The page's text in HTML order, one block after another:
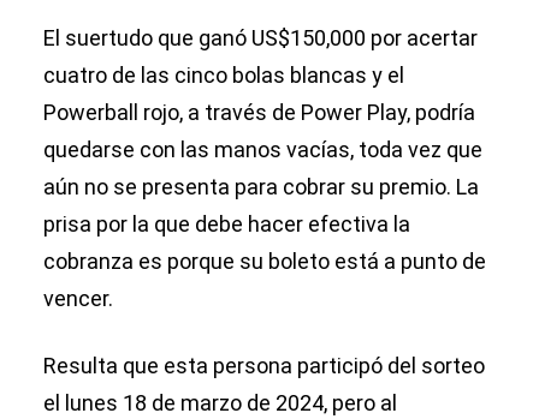
El suertudo que ganó US$150,000 por acertar
cuatro de las cinco bolas blancas y el
Powerball rojo, a través de Power Play, podría
quedarse con las manos vacías, toda vez que
aún no se presenta para cobrar su premio. La
prisa por la que debe hacer efectiva la
cobranza es porque su boleto está a punto de
vencer.
Resulta que esta persona participó del sorteo
el lunes 18 de marzo de 2024, pero al